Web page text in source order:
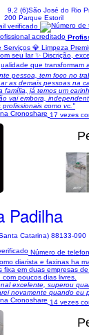
9,2 (6)São José do Rio
200 Parque Estoril
verificado
Serviços 💎 Limpeza
seu lar ✨ Discrição,
que transformam
pessoa, tem foco no
as demais pessoas na
família, já temos um
vai embora,
profissionais como vc."
17 vezes
Padilha
Catarina) 88133-090
Número de
diarista e faxinas ha
fixa em duas empresas
poucos dias livres.
excelente, superou
novamente quando eu
14 vezes